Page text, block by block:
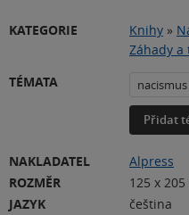
KATEGORIE Knihy »
Záhady a
TÉMATA
nacismus
Přidat
NAKLADATEL
Alpress
ROZMĚR
125 x 205
JAZYK
čeština